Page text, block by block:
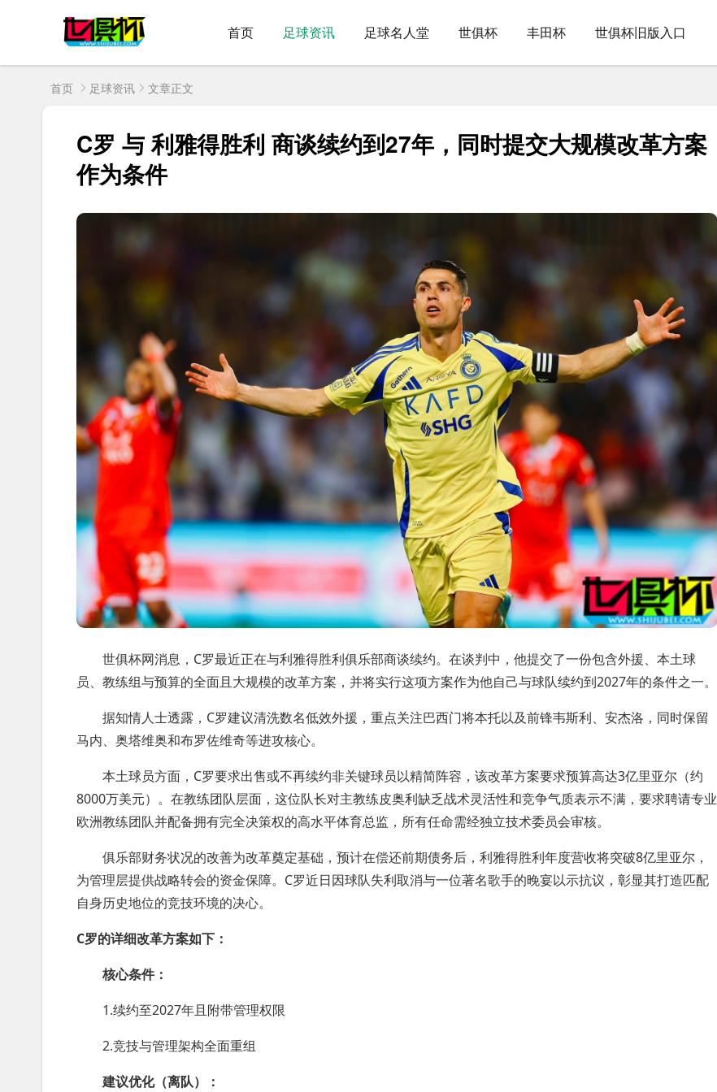
首页 足球资讯 足球名人堂 世俱杯 丰田杯 世俱杯旧版入口
首页 足球资讯 文章正文
C罗 与 利雅得胜利 商谈续约到27年，同时提交大规模改革方案
作为条件
世俱杯网消息，C罗最近正在与利雅得胜利俱乐部商谈续约。在谈判中，他提交了一份包含外援、本土球
员、教练组与预算的全面且大规模的改革方案，并将实行这项方案作为他自己与球队续约到2027年的条件之一。
据知情人士透露，C罗建议清洗数名低效外援，重点关注巴西门将本托以及前锋韦斯利、安杰洛，同时保留
马内、奥塔维奥和布罗佐维奇等进攻核心。
本土球员方面，C罗要求出售或不再续约非关键球员以精简阵容，该改革方案要求预算高达3亿里亚尔（约
8000万美元）。在教练团队层面，这位队长对主教练皮奥利缺乏战术灵活性和竞争气质表示不满，要求聘请专业
欧洲教练团队并配备拥有完全决策权的高水平体育总监，所有任命需经独立技术委员会审核。
俱乐部财务状况的改善为改革奠定基础，预计在偿还前期债务后，利雅得胜利年度营收将突破8亿里亚尔，
为管理层提供战略转会的资金保障。C罗近日因球队失利取消与一位著名歌手的晚宴以示抗议，彰显其打造匹配
自身历史地位的竞技环境的决心。
C罗的详细改革方案如下：
核心条件：
1.续约至2027年且附带管理权限
2.竞技与管理架构全面重组
建议优化（离队）：